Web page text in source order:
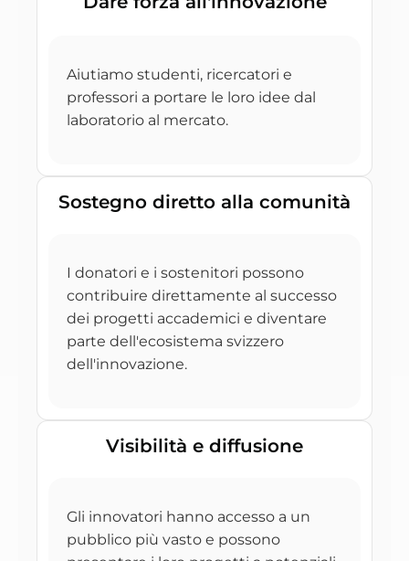
Aiutiamo studenti, ricercatori e
professori a portare le loro idee dal
laboratorio al mercato.
Sostegno diretto alla comunità
I donatori e i sostenitori possono
contribuire direttamente al successo
dei progetti accademici e diventare
parte dell'ecosistema svizzero
dell'innovazione.
Visibilità e diffusione
Gli innovatori hanno accesso a un
pubblico più vasto e possono